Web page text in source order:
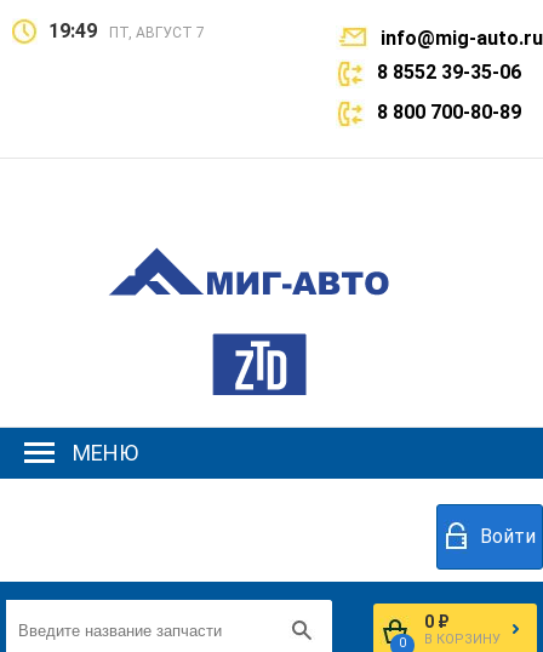
19:49 ПТ, АВГУСТ 7
info@mig-auto.ru
8 8552 39-35-06
8 800 700-80-89
МЕНЮ
Войти
0
0 ₽
В КОРЗИНУ